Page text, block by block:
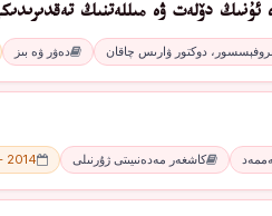
دۆلەت ۋە مىللەتنىڭ
دوكتور ۋارىس چاقان دەۋر ۋە بىز
كاشغەر مەدەنىيىتى ژۇرنىلى 2014 - يىل